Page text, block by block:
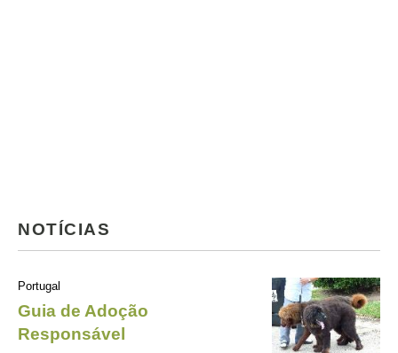
NOTÍCIAS
Portugal
Guia de Adoção
Responsável